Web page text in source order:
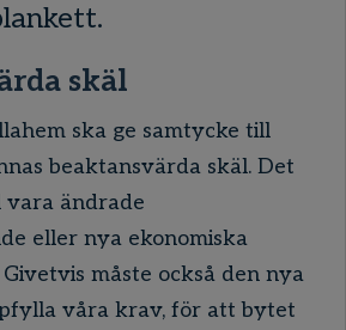
skäl
ska ge samtycke till
beaktansvärda skäl. Det
vara ändrade
eller nya ekonomiska
måste också den nya
våra krav, för att bytet